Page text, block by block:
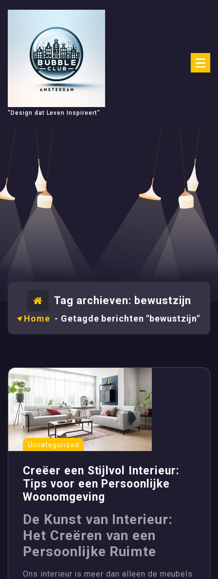
"Design dat Leven Inspireert"
Tag archieven: bewustzijn
Home - Getagde berichten "bewustzijn"
Uncategorized
Creëer een Stijlvol Interieur:
Tips voor een Persoonlijke
Woonomgeving
De Kunst van Interieur:
Het Creëren van een
Persoonlijke Ruimte
Ons interieur is meer dan alleen de meubels